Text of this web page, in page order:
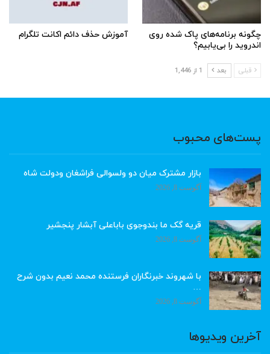
چگونه برنامه‌های پاک شده روی
اندروید را بی‌یابیم؟
آموزش حذف دائم اکانت تلگرام
قبلی بعد 1 از 1,446
پست‌های محبوب
بازار مشترک میان دو ولسوالی فراشغان ودولت شاه
آگوست 8, 2026
قریه گک ما بندوجوی باباعلی آبشار پنجشیر
آگوست 8, 2026
با شهروند خبرنگاران فرستنده محمد نعیم بدون شرح
…
آگوست 8, 2026
آخرین ویدیوها